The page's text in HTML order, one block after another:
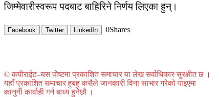
जिम्मेवारीस्वरूप पदबाट बाहिरिने निर्णय लिएका हुन्।
Facebook Twitter LinkedIn 0Shares
© कपीराईट–यस पोष्टमा प्रकाशित समाचार या लेख सर्वाधिकार सुरक्षीत छ ।
यहाँ प्रकाशित समाचार हुबहु कसैले जानकारी विना साभार गरेको पाइएमा
कानुनी कार्वाही गर्न बाध्य हुनेछौ ।